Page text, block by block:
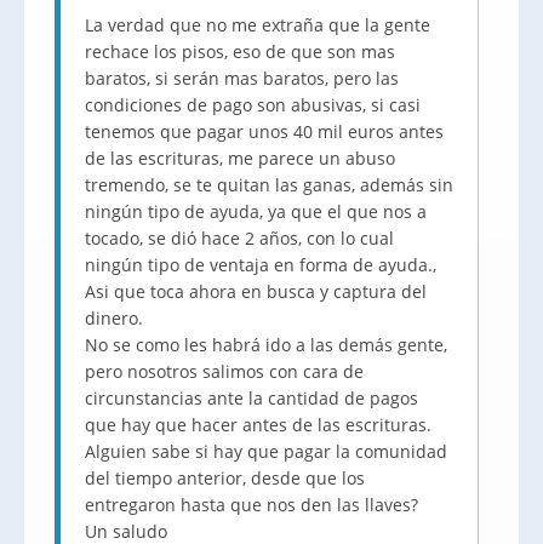
La verdad que no me extraña que la gente
rechace los pisos, eso de que son mas
baratos, si serán mas baratos, pero las
condiciones de pago son abusivas, si casi
tenemos que pagar unos 40 mil euros antes
de las escrituras, me parece un abuso
tremendo, se te quitan las ganas, además sin
ningún tipo de ayuda, ya que el que nos a
tocado, se dió hace 2 años, con lo cual
ningún tipo de ventaja en forma de ayuda.,
Asi que toca ahora en busca y captura del
dinero.
No se como les habrá ido a las demás gente,
pero nosotros salimos con cara de
circunstancias ante la cantidad de pagos
que hay que hacer antes de las escrituras.
Alguien sabe si hay que pagar la comunidad
del tiempo anterior, desde que los
entregaron hasta que nos den las llaves?
Un saludo